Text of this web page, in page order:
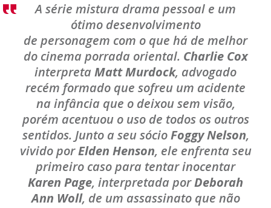
A série mistura drama pessoal e um
ótimo desenvolvimento
de personagem com o que há de melhor
do cinema porrada oriental. Charlie Cox
interpreta Matt Murdock, advogado
recém formado que sofreu um acidente
na infância que o deixou sem visão,
porém acentuou o uso de todos os outros
sentidos. Junto a seu sócioFoggy Nelson,
vivido porElden Henson, ele enfrenta seu
primeiro caso para tentar inocentar
Karen Page, interpretada porDeborah
Ann Woll, de um assassinato que não